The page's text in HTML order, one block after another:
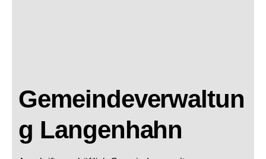
Gemeindeverwaltun
g Langenhahn